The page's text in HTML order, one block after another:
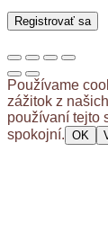
Registrovať sa
Používame
zážitok z
používaní tejto
spokojní. OK